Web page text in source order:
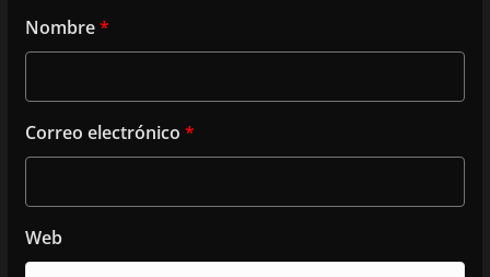
Nombre*
Correo electrónico *
Web